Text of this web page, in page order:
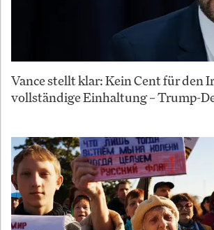
Vance stellt klar: Kein Cent für den
vollständige Einhaltung – Trump-